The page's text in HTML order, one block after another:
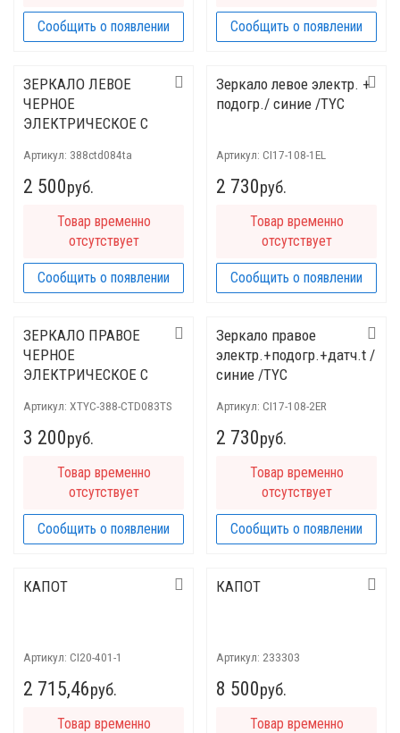
Сообщить о появлении Сообщить о появлении
ЗЕРКАЛО ЛЕВОЕ
ЧЕРНОЕ
ЭЛЕКТРИЧЕСКОЕ С
Артикул: 388ctd084ta
2 500руб.
Товар временно
отсутствует
Сообщить о появлении
Зеркало левое электр. +
подогр./ синие /TYC
Артикул: CI17-108-1EL
2 730руб.
Товар временно
отсутствует
Сообщить о появлении
ЗЕРКАЛО ПРАВОЕ
ЧЕРНОЕ
ЭЛЕКТРИЧЕСКОЕ С
Артикул: XTYC-388-CTD083TS
3 200руб.
Товар временно
отсутствует
Сообщить о появлении
Зеркало правое
электр.+подогр.+датч.t /
синие /TYC
Артикул: CI17-108-2ER
2 730руб.
Товар временно
отсутствует
Сообщить о появлении
КАПОТ
Артикул: CI20-401-1
2 715,46руб.
Товар временно
КАПОТ
Артикул: 233303
8 500руб.
Товар временно